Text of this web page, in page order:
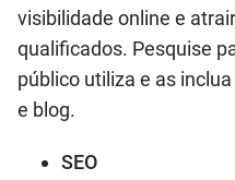
visibilidade online e
qualificados. Pesquise
público utiliza e as
e blog.
SEO